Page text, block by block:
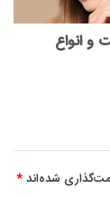
و انواع
شده‌اند*